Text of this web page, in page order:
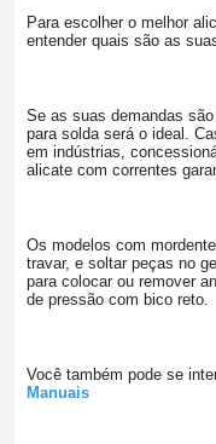
Para escolher o melhor
entender quais são as
Se as suas demandas
para solda será o ideal.
em indústrias,
alicate com correntes
Os modelos com
travar, e soltar peças no
para colocar ou remover
de pressão com bico reto.
Você também pode se
Manuais